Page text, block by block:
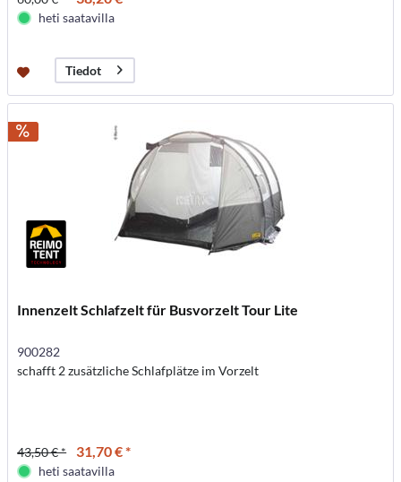
heti saatavilla
Tiedot
Innenzelt Schlafzelt für Busvorzelt Tour Lite
900282
schafft 2 zusätzliche Schlafplätze im Vorzelt
43,50 € * 31,70 € *
heti saatavilla